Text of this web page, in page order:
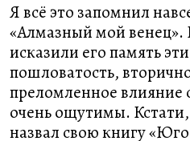
Я всё это запомнил
«Алмазный мой венец».
исказили его память
пошловатость,
преломленное влияние
очень ощутимы.
назвал свою книгу